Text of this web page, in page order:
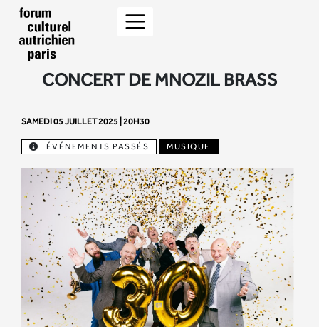
CONCERT DE MNOZIL BRASS
SAMEDI 05 JUILLET 2025 | 20H30
ÉVÉNEMENTS PASSÉS MUSIQUE